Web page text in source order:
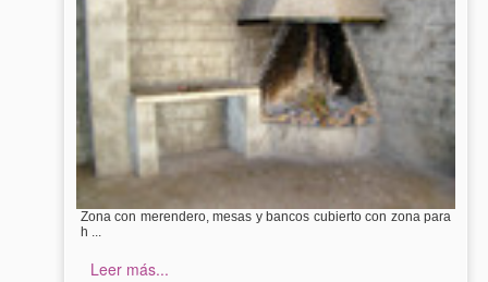
Zona con merendero, mesas y bancos cubierto con zona para
h ...
Leer más...